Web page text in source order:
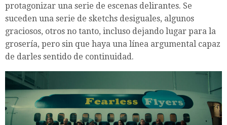
protagonizar una serie de escenas delirantes. Se
suceden una serie de sketchs desiguales, algunos
graciosos, otros no tanto, incluso dejando lugar para la
grosería, pero sin que haya una línea argumental capaz
de darles sentido de continuidad.